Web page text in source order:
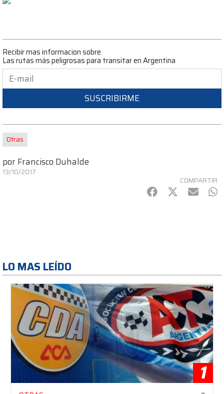
Recibir mas informacion sobre
Las rutas más peligrosas para transitar en Argentina
SUSCRIBIRME
Otras
por Francisco Duhalde
13/10/2017
COMPARTIR
Facebook
Twitter
mail
LO MAS LEÍDO
1